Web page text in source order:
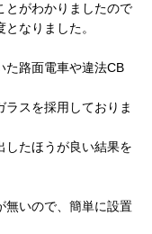
とがわかりましたので
なりました。
た路面電車や違法CB
スを採用しておりま
たほうが良い結果を
無いので、簡単に設置